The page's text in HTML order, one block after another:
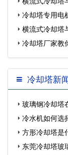
冷却塔专用电
横流式冷却塔
哪 冷却塔厂家教
冷却塔新
玻璃钢冷却塔
冷水机如何选
方形冷却塔是
东莞冷却塔玻